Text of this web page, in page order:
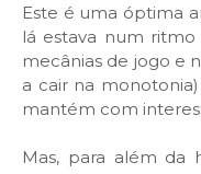
Este é uma óptima
lá estava num
mecânias de jogo e
a cair na
mantém com
Mas, para além da